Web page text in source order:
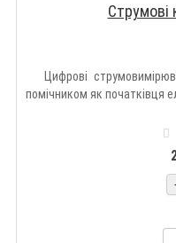
Струмові
Цифрові
помічником як початківця